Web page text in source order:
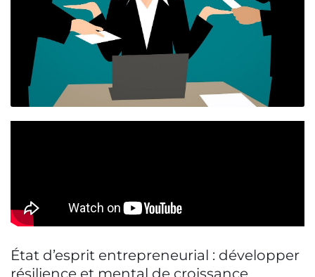
État d’esprit entrepreneurial : développer
résilience et mental de croissance